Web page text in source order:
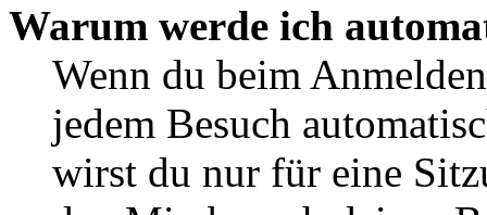
Warum werde ich
Wenn du beim
jedem Besuch
wirst du nur für eine